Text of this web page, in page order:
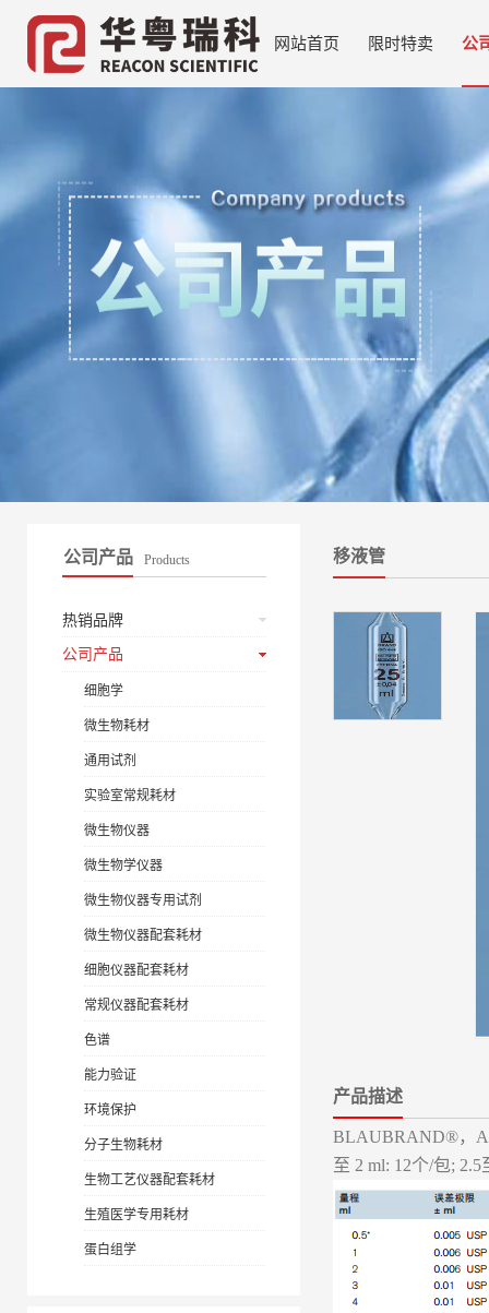
网站首页 限时特卖 公
公司产品 Products
热销品牌
公司产品
细胞学
微生物耗材
通用试剂
实验室常规耗材
微生物仪器
微生物学仪器
微生物仪器专用试剂
微生物仪器配套耗材
细胞仪器配套耗材
常规仪器配套耗材
色谱
能力验证
环境保护
分子生物耗材
生物工艺仪器配套耗材
生殖医学专用耗材
蛋白组学
移液管
产品描述
BLAUBRAND®，
至 2 ml: 12个/包;